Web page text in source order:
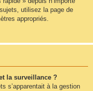
utilisez la page de
appropriés.
la surveillance ?
s’apparentait à la gestion